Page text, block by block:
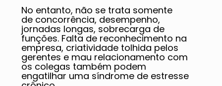
No entanto, não se trata somente
de concorrência, desempenho,
jornadas longas, sobrecarga de
funções. Falta de reconhecimento na
empresa, criatividade tolhida pelos
gerentes e mau relacionamento com
os colegas também podem
engatilhar uma síndrome de estresse